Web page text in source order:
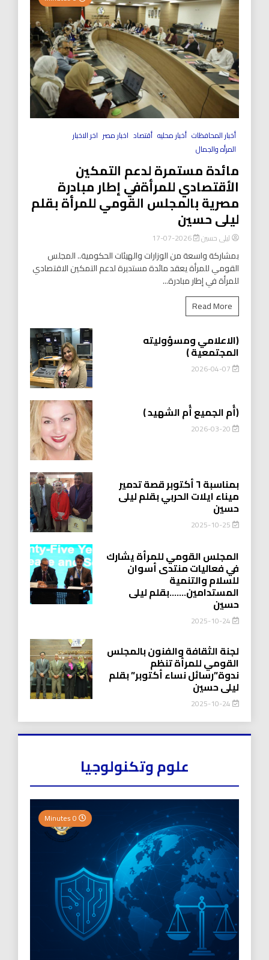
أخبار المحافظات أخبار محليه أقتصاد اخبار مصر اخر الاخبار
المرأه والجمال
مائدة مستمرة لدعم التمكين
الأقتصادي للمرأةفي إطار مبادرة
مصرية بالمجلس القومي للمرأة بقلم
ليلى حسين
ليلى حسين 2026-07-17
بمشاركة واسعة من الوزارات والهيئات الحكومية.. المجلس
القومي للمرأة يعقد مائدة مستديرة لدعم التمكين الاقتصادي
للمرأة في إطار مبادرة...
Read More
(الاعلامي ومسؤوليته
المجتمعية )
2026-04-07
(أُم الجميع أُم الشهيد )
2026-03-20
بمناسبة ٦ أكتوبر قصة تدمير
ميناء ايلات الحربي بقلم ليلى
حسين
2025-10-25
المجلس القومي للمرأة يشارك
في فعاليات منتدى أسوان
للسلام والتنمية
المستدامين…….بقلم ليلى
حسين
2025-10-24
لجنة الثقافة والفنون بالمجلس
القومي للمرأة تنظم
ندوة”رسائل نساء أكتوبر” بقلم
ليلى حسين
2025-10-24
علوم وتكنولوجيا